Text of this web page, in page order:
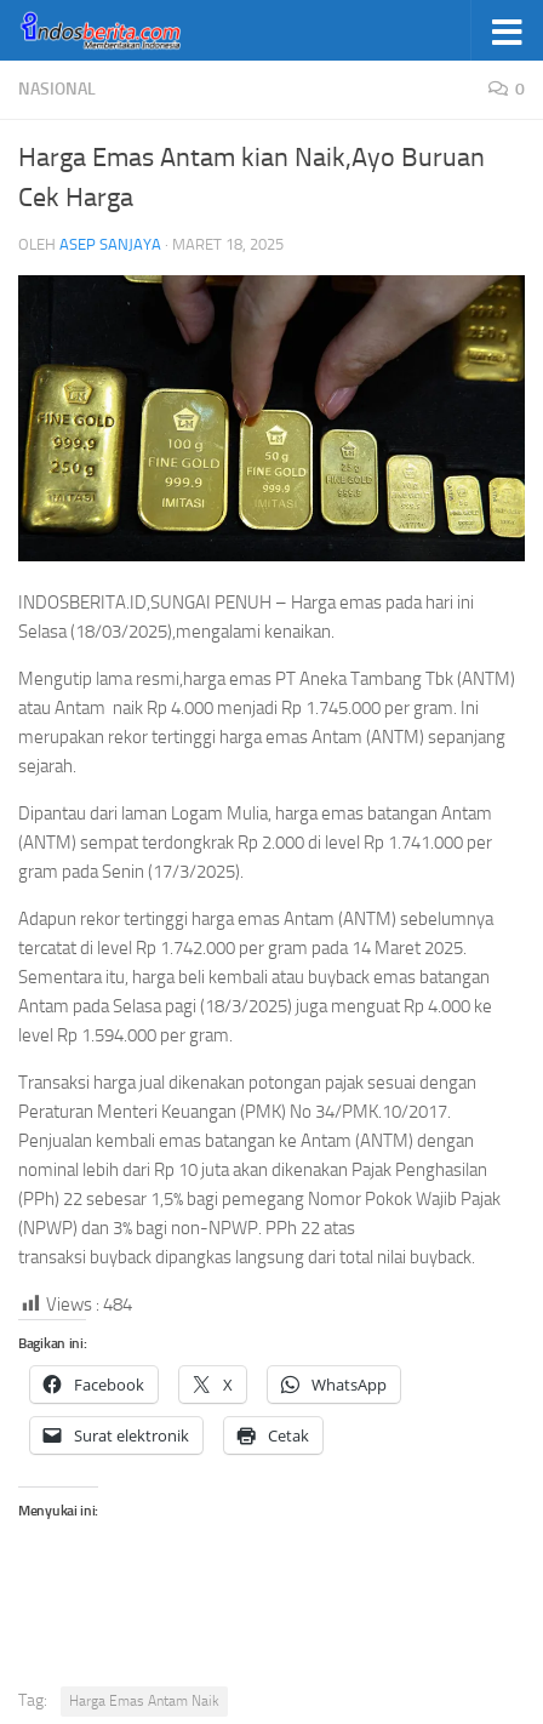
Skip to content
NASIONAL 0
Harga Emas Antam kian Naik,Ayo Buruan
Cek Harga
OLEH ASEP SANJAYA · MARET 18, 2025
INDOSBERITA.ID,SUNGAI PENUH – Harga emas pada hari ini
Selasa (18/03/2025),mengalami kenaikan.
Mengutip lama resmi,harga emas PT Aneka Tambang Tbk (ANTM)
atau Antam naik Rp 4.000 menjadi Rp 1.745.000 per gram. Ini
merupakan rekor tertinggi harga emas Antam (ANTM) sepanjang
sejarah.
Dipantau dari laman Logam Mulia, harga emas batangan Antam
(ANTM) sempat terdongkrak Rp 2.000 di level Rp 1.741.000 per
gram pada Senin (17/3/2025).
Adapun rekor tertinggi harga emas Antam (ANTM) sebelumnya
tercatat di level Rp 1.742.000 per gram pada 14 Maret 2025.
Sementara itu, harga beli kembali atau buyback emas batangan
Antam pada Selasa pagi (18/3/2025) juga menguat Rp 4.000 ke
level Rp 1.594.000 per gram.
Transaksi harga jual dikenakan potongan pajak sesuai dengan
Peraturan Menteri Keuangan (PMK) No 34/PMK.10/2017.
Penjualan kembali emas batangan ke Antam (ANTM) dengan
nominal lebih dari Rp 10 juta akan dikenakan Pajak Penghasilan
(PPh) 22 sebesar 1,5% bagi pemegang Nomor Pokok Wajib Pajak
(NPWP) dan 3% bagi non-NPWP. PPh 22 atas
transaksi buyback dipangkas langsung dari total nilai buyback.
Views : 484
Bagikan ini:
Facebook X WhatsApp
Surat elektronik Cetak
Menyukai ini:
Tag: Harga Emas Antam Naik